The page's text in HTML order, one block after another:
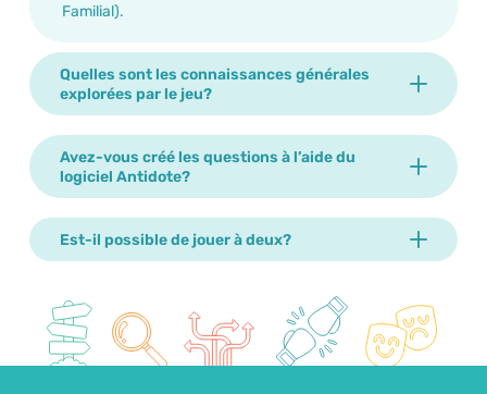
Familial).
Quelles sont les connaissances générales
explorées par le jeu?
Avez-vous créé les questions à l’aide du
logiciel Antidote?
Est-il possible de jouer à deux?